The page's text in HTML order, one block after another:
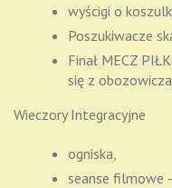
wyścigi o
Poszukiwacze
Finał MECZ
się z
Wieczory Integracyjne
ogniska,
seanse filmowe